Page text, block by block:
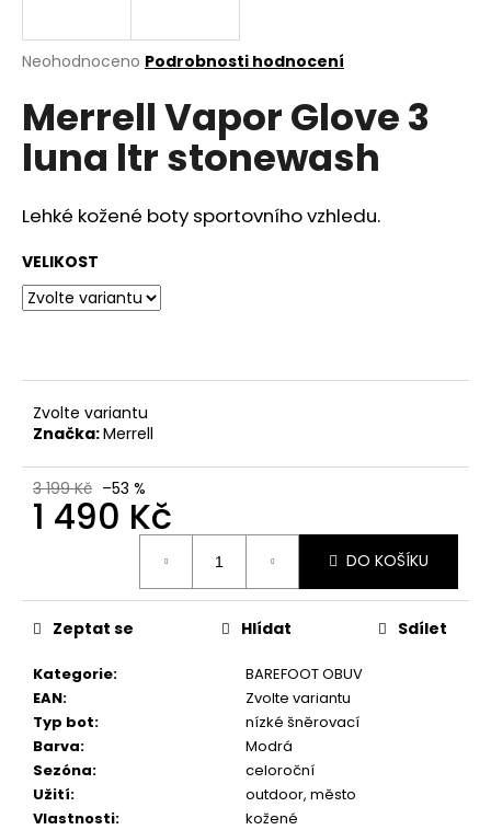
Průměrné
produktu
je
0,0
hvězdiček.
Neohodnoceno Podrobnosti hodnocení
Merrell Vapor Glove 3
luna ltr stonewash
Lehké kožené boty sportovního vzhledu.
VELIKOST
Zvolte variantu
Značka:Merrell
3 199 Kč –53 %
1 490 Kč
DO KOŠÍKU
Kategorie:
BAREFOOT OBUV
EAN:
Zvolte variantu
Typ bot:
nízké šněrovací
Barva:
Modrá
Sezóna:
celoroční
Užití:
outdoor, město
Vlastnosti: kožené
Zeptat se Hlídat Sdílet
j
t
?
o
o
u
č
VLOŽKY
BAREFOOT
PAMĚŤOVOU
PĚNOU
89
Kč